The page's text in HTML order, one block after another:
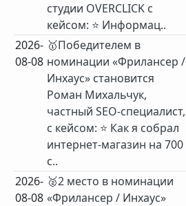
студии OVERCLICK с
кейсом: ⭐️ Информац..
2026-
08-08
🥇Победителем в
номинации «Фрилансер /
Инхаус» становится
Роман Михальчук,
частный SEO‑специалист,
с кейсом: ⭐️ Как я собрал
интернет-магазин на 700
с..
2026-
08-08
🥈2 место в номинации
«Фрилансер / Инхаус»